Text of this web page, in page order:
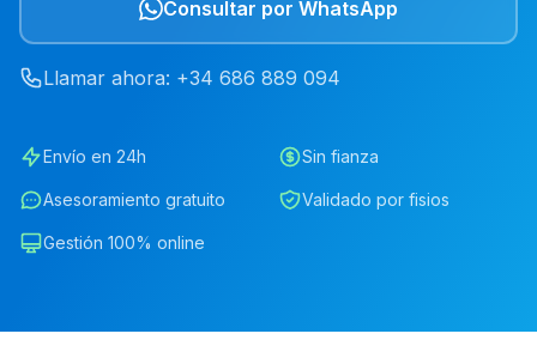
Consultar por WhatsApp
Llamar ahora: +34 686 889 094
Envío en 24h Sin fianza
Asesoramiento gratuito Validado por fisios
Gestión 100% online